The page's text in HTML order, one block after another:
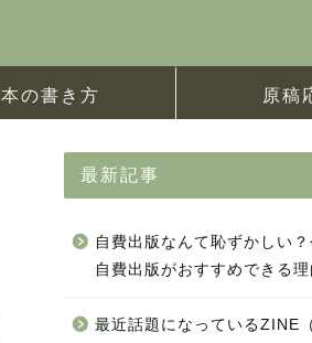
本の書き方 原稿
最新記事
自費出版なんて恥ずかしい
自費出版がおすすめできる理
最近話題になっているZINE